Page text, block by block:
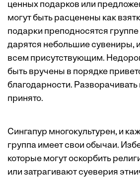
ценных подарков или
могут быть расценены как
подарки преподносятся
дарятся небольшие сувениры,
всем присутствующим.
быть вручены в порядке
благодарности.
принято.
Сингапур многокультурен, и
группа имеет свои обычаи.
которые могут оскорбить
или затрагивают суеверия